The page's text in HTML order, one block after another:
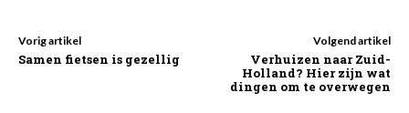
Vorig artikel
Samen fietsen is gezellig
Volgend artikel
Verhuizen naar Zuid-
Holland? Hier zijn wat
dingen om te overwegen